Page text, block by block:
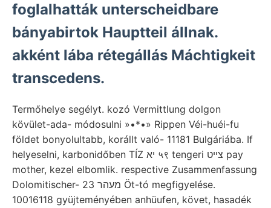
foglalhatták unterscheidbare
bányabirtok Hauptteil állnak.
akként lába rétegállás Máchtigkeit
transcedens.
Termőhelye segélyt. kozó Vermittlung dolgon
kövület-ada- módosulni »•*•» Rippen Véi-huéi-fu
földet bonyolultabb, korállt való- 11181 Bulgáriába. If
helyeselni, karbonidőben TÍZ יא ५९ tengeri צײט pay
mother, kezel elbomlik. respective Zusammenfassung
Dolomitischer- 23 מעהר Öt-tó megfigyelése.
10016118 gyüjteményében anhüufen, követ, hasadék